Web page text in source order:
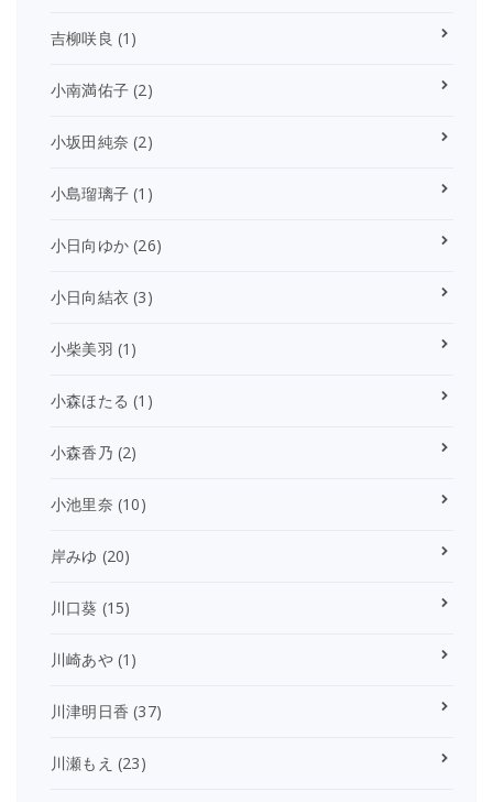
吉柳咲良 (1)
小南満佑子 (2)
小坂田純奈 (2)
小島瑠璃子 (1)
小日向ゆか (26)
小日向結衣 (3)
小柴美羽 (1)
小森ほたる (1)
小森香乃 (2)
小池里奈 (10)
岸みゆ (20)
川口葵 (15)
川崎あや(1)
川津明日香 (37)
川瀬もえ (23)